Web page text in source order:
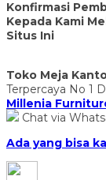
Konfirmasi
Kepada Kami
Situs Ini
Toko Meja
Terpercaya No 1
Millenia
Chat via
Ada yang bisa